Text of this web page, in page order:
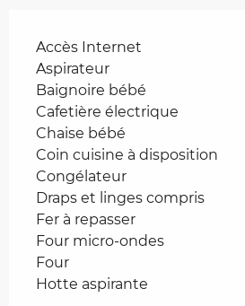
Accès Internet
Aspirateur
Baignoire bébé
Cafetière électrique
Chaise bébé
Coin cuisine à disposition
Congélateur
Draps et linges compris
Fer à repasser
Four micro-ondes
Four
Hotte aspirante